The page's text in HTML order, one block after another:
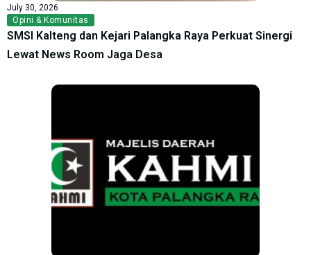
July 30, 2026
Opini & Komunitas
SMSI Kalteng dan Kejari Palangka Raya Perkuat Sinergi
Lewat News Room Jaga Desa